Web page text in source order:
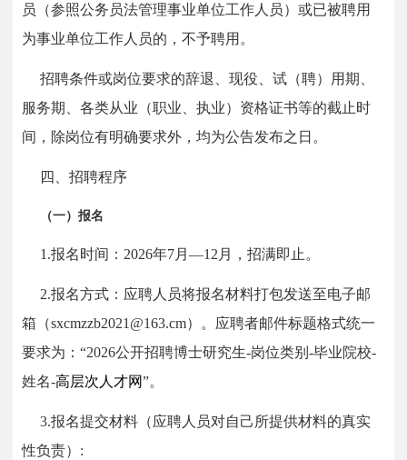
员（参照公务员法管理事业单位工作人员）或已被聘用
为事业单位工作人员的，不予聘用。
招聘条件或岗位要求的辞退、现役、试（聘）用期、
服务期、各类从业（职业、执业）资格证书等的截止时
间，除岗位有明确要求外，均为公告发布之日。
四、招聘程序
（一）报名
1.报名时间：2026年7月—12月，招满即止。
2.报名方式：应聘人员将报名材料打包发送至电子邮
箱（sxcmzzb2021@163.cm） 。应聘者邮件标题格式统一
要求为：“2026公开招聘博士研究生-岗位类别-毕业院校-
姓名-高层次人才网”。
3.报名提交材料（应聘人员对自己所提供材料的真实
性负责）: